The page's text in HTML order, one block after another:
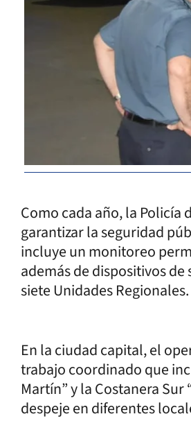
Como cada año, la
garantizar la seguridad
incluye un monitoreo
además de dispositivos
siete Unidades Regionales.
En la ciudad capital, el
trabajo coordinado que
Martín” y la Costanera
despeje en diferentes